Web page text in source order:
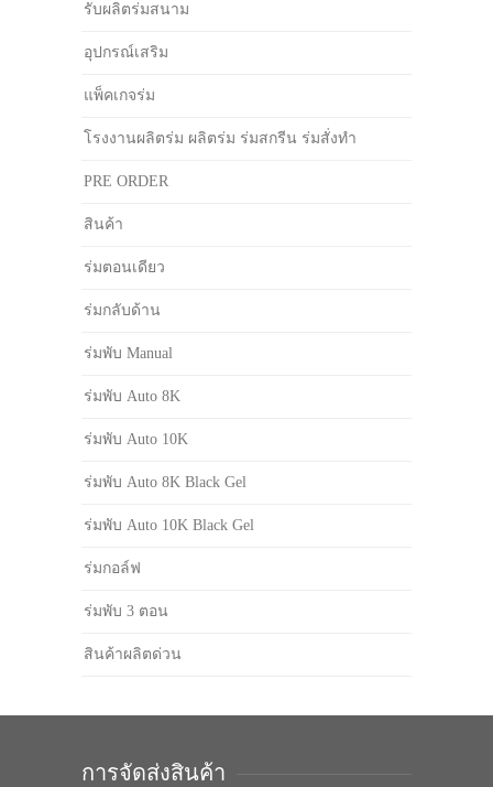
รับผลิตร่มสนาม
อุปกรณ์เสริม
แพ็คเกจร่ม
โรงงานผลิตร่ม ผลิตร่ม ร่มสกรีน ร่มสั่งทำ
PRE ORDER
สินค้า
ร่มตอนเดียว
ร่มกลับด้าน
ร่มพับ Manual
ร่มพับ Auto 8K
ร่มพับ Auto 10K
ร่มพับ Auto 8K Black Gel
ร่มพับ Auto 10K Black Gel
ร่มกอล์ฟ
ร่มพับ 3 ตอน
สินค้าผลิตด่วน
การจัดส่งสินค้า